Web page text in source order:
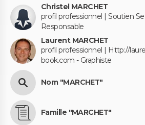
Christel MARCHET
profil professionnel | Soutien
Responsable
Laurent MARCHET
profil professionnel | Http://
book.com - Graphiste
Nom "MARCHET"
Famille "MARCHET"